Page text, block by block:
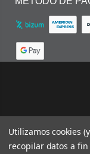
Utilizamos cookies
recopilar datos a